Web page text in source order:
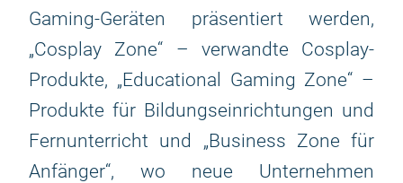
Gaming-Geräten präsentiert werden,
„Cosplay Zone“ – verwandte Cosplay-
Produkte, „Educational Gaming Zone“ –
Produkte für Bildungseinrichtungen und
Fernunterricht und „Business Zone für
Anfänger“, wo neue Unternehmen